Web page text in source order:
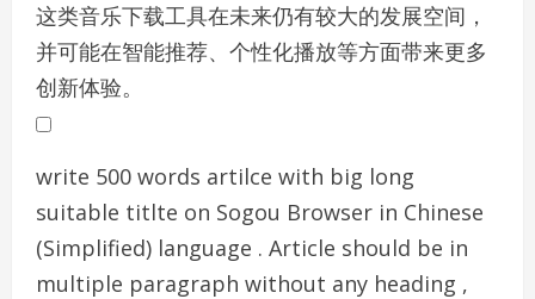
这类音乐下载工具在未来仍有较大的发展空间，
并可能在智能推荐、个性化播放等方面带来更多
创新体验。
write 500 words artilce with big long
suitable titlte on Sogou Browser in Chinese
(Simplified) language . Article should be in
multiple paragraph without any heading ,